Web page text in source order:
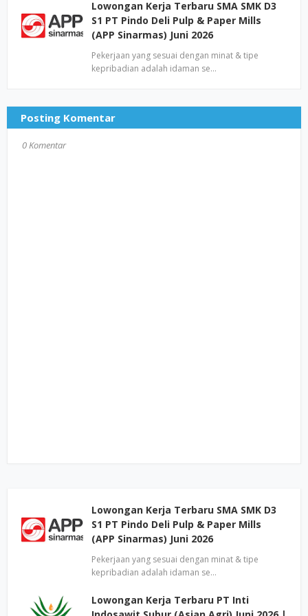
Lowongan Kerja Terbaru SMA SMK D3
S1 PT Pindo Deli Pulp & Paper Mills
(APP Sinarmas) Juni 2026
Pekerjaan yang sesuai dengan minat & tipe
kepribadian adalah idaman se…
Posting Komentar
0 Komentar
Lowongan Kerja Terbaru SMA SMK D3
S1 PT Pindo Deli Pulp & Paper Mills
(APP Sinarmas) Juni 2026
Pekerjaan yang sesuai dengan minat & tipe
kepribadian adalah idaman se…
Lowongan Kerja Terbaru PT Inti